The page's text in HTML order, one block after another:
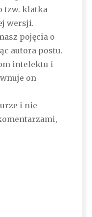
tzw. klatka
wersji.
pojęcia o
autora postu.
intelektu i
on
i nie